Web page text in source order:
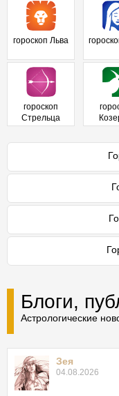
гороскоп Льва
гороскоп
Стрельца
Блоги,
Астрологические
Зея
04.08.2026